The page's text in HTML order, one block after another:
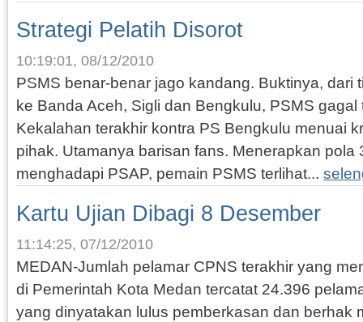
Strategi Pelatih Disorot
10:19:01, 08/12/2010
PSMS benar-benar jago kandang. Buktinya, dari
ke Banda Aceh, Sigli dan Bengkulu, PSMS
Kekalahan terakhir kontra PS Bengkulu menuai
pihak. Utamanya barisan fans. Menerapkan pola
menghadapi PSAP, pemain PSMS terlihat...
Kartu Ujian Dibagi 8 Desember
11:14:25, 07/12/2010
MEDAN-Jumlah pelamar CPNS terakhir yang
di Pemerintah Kota Medan tercatat 24.396
yang dinyatakan lulus pemberkasan dan berhak